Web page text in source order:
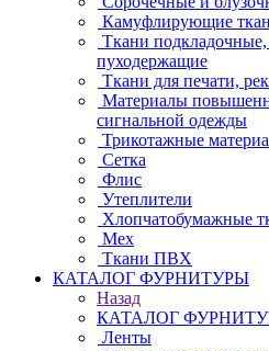
Камуфлирующие
Ткани
пуходержащие
Ткани для печати,
Материалы
сигнальной одежды
Трикотажные
Сетка
Флис
Утеплители
Хлопчатобумажные
Мех
Ткани ПВХ
КАТАЛОГ ФУРНИТУРЫ
Назад
КАТАЛОГ
Ленты